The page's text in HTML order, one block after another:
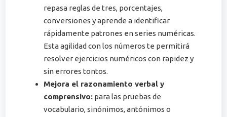
repasa reglas de tres, porcentajes,
conversiones y aprende a identificar
rápidamente patrones en series numéricas.
Esta agilidad con los números te permitirá
resolver ejercicios numéricos con rapidez y
sin errores tontos.
Mejora el razonamiento verbal y
comprensivo: para las pruebas de
vocabulario, sinónimos, antónimos o